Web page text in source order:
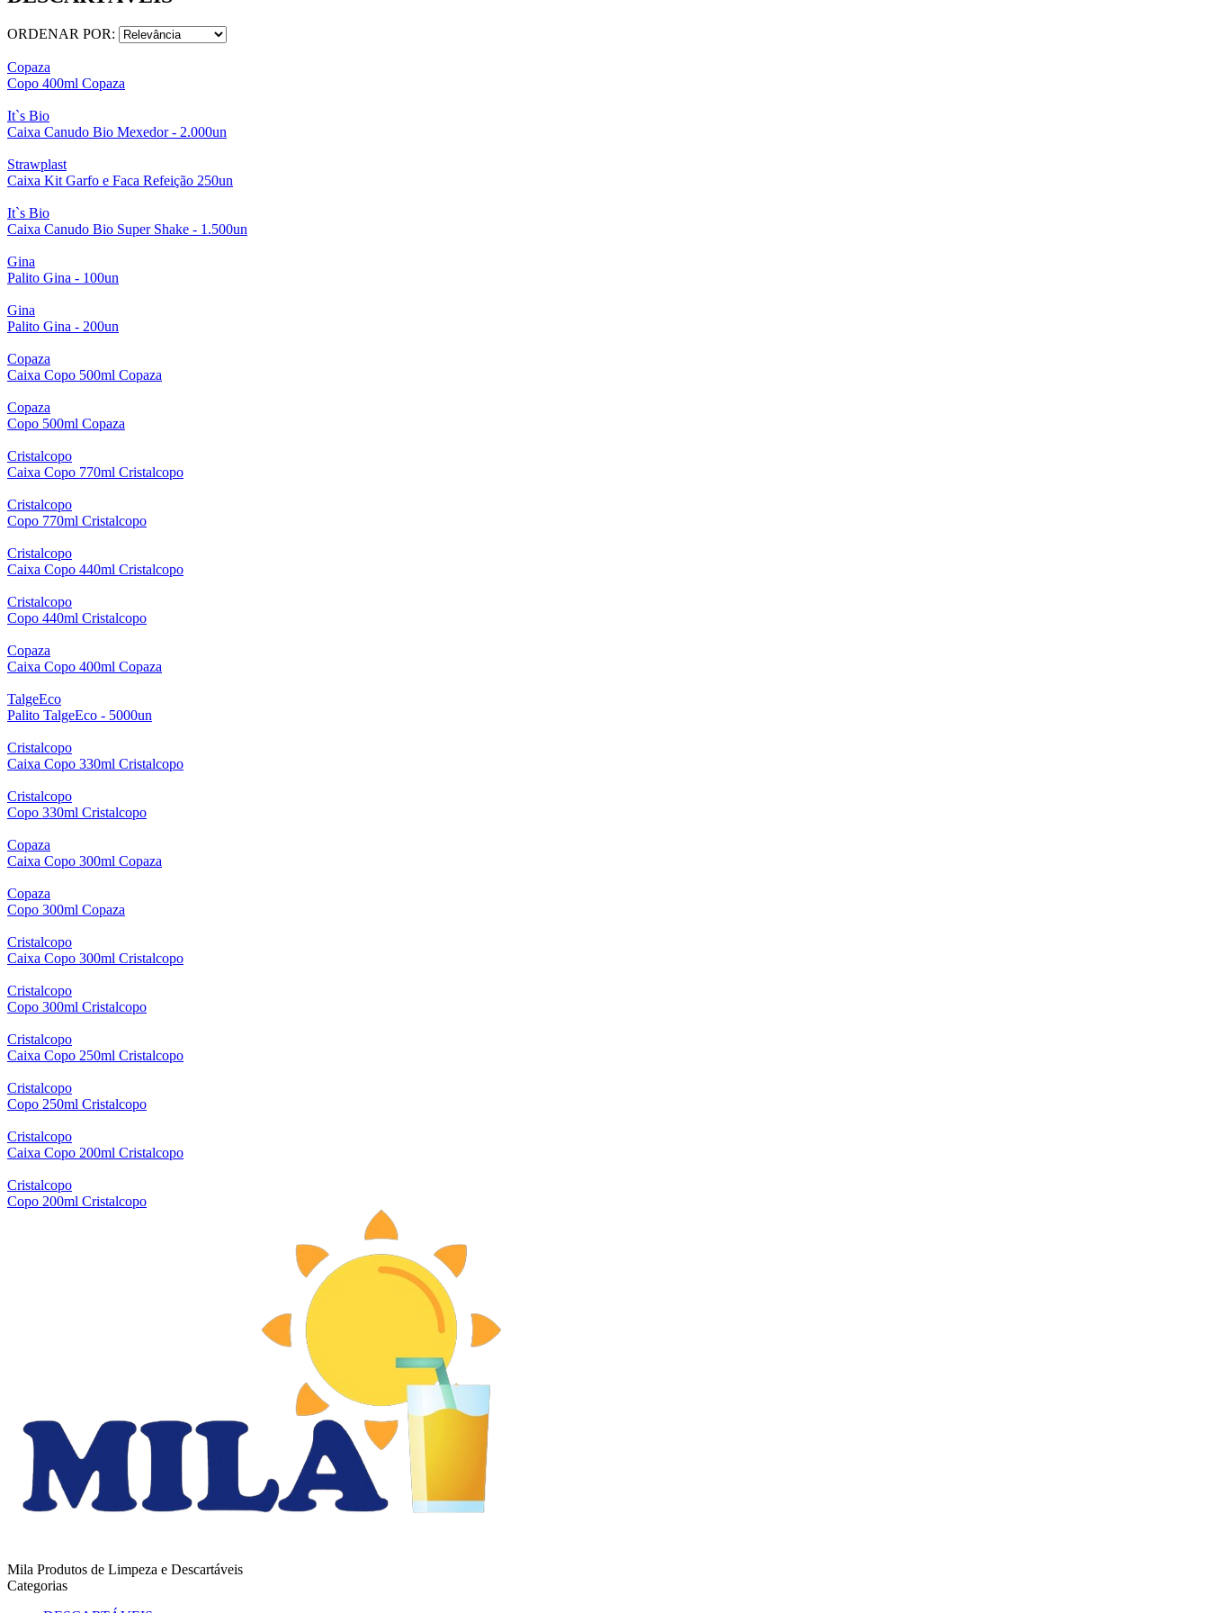
ORDENAR POR:
Copaza
Copo 400ml Copaza
It`s Bio
Caixa Canudo Bio Mexedor - 2.000un
Strawplast
Caixa Kit Garfo e Faca Refeição 250un
It`s Bio
Caixa Canudo Bio Super Shake - 1.500un
Gina
Palito Gina - 100un
Gina
Palito Gina - 200un
Copaza
Caixa Copo 500ml Copaza
Copaza
Copo 500ml Copaza
Cristalcopo
Caixa Copo 770ml Cristalcopo
Cristalcopo
Copo 770ml Cristalcopo
Cristalcopo
Caixa Copo 440ml Cristalcopo
Cristalcopo
Copo 440ml Cristalcopo
Copaza
Caixa Copo 400ml Copaza
TalgeEco
Palito TalgeEco - 5000un
Cristalcopo
Caixa Copo 330ml Cristalcopo
Cristalcopo
Copo 330ml Cristalcopo
Copaza
Caixa Copo 300ml Copaza
Copaza
Copo 300ml Copaza
Cristalcopo
Caixa Copo 300ml Cristalcopo
Cristalcopo
Copo 300ml Cristalcopo
Cristalcopo
Caixa Copo 250ml Cristalcopo
Cristalcopo
Copo 250ml Cristalcopo
Cristalcopo
Caixa Copo 200ml Cristalcopo
Cristalcopo
Copo 200ml Cristalcopo
Mila Produtos de Limpeza e Descartáveis
Categorias